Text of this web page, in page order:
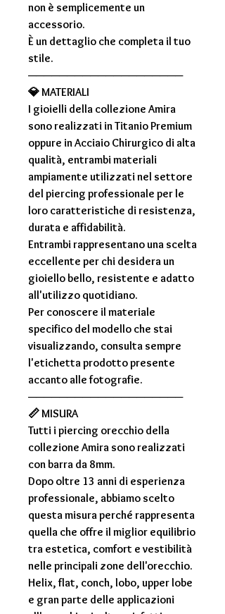
non è semplicemente un
accessorio.
È un dettaglio che completa il tuo
stile.
────────────────────
💎MATERIALI
I gioielli della collezione Amira
sono realizzati inTitanio Premium
oppure inAcciaio Chirurgico di alta
qualità, entrambi materiali
ampiamente utilizzati nel settore
del piercing professionale per le
loro caratteristiche di resistenza,
durata e affidabilità.
Entrambi rappresentano una scelta
eccellente per chi desidera un
gioiello bello, resistente e adatto
all'utilizzo quotidiano.
Per conoscere il materiale
specifico del modello che stai
visualizzando, consulta sempre
l'etichetta prodottopresente
accanto alle fotografie.
────────────────────
📏MISURA
Tutti i piercing orecchio della
collezione Amira sono realizzati
conbarra da 8mm.
Dopo oltre 13 anni di esperienza
professionale, abbiamo scelto
questa misura perché rappresenta
quella che offre il miglior equilibrio
tra estetica, comfort e vestibilità
nelle principali zone dell'orecchio.
Helix, flat, conch, lobo, upper lobe
e gran parte delle applicazioni